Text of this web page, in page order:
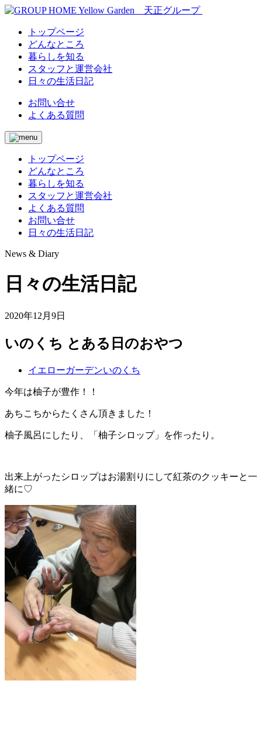
トップページ
どんなところ
暮らしを知る
スタッフと運営会社
日々の生活日記
お問い合せ
よくある質問
トップページ
どんなところ
暮らしを知る
スタッフと運営会社
よくある質問
お問い合せ
日々の生活日記
News & Diary
日々の生活日記
2020年12月9日
いのくち とある日のおやつ
イエローガーデンいのくち
今年は柚子が豊作！！
あちこちからたくさん頂きました！
柚子風呂にしたり、「柚子シロップ」を作ったり。
出来上がったシロップはお湯割りにして紅茶のクッキーと一
緒に♡